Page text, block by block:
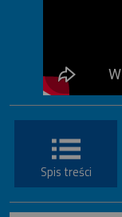
Spis treści